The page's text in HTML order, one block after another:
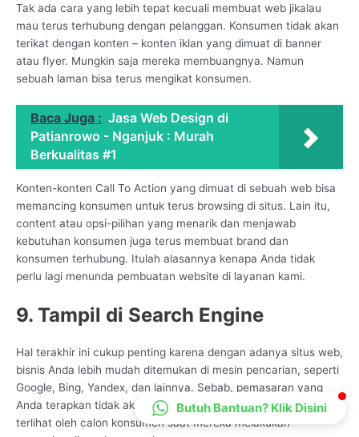
Tak ada cara yang lebih tepat kecuali membuat web jikalau
mau terus terhubung dengan pelanggan. Konsumen tidak akan
terikat dengan konten – konten iklan yang dimuat di banner
atau flyer. Mungkin saja mereka membuangnya. Namun
sebuah laman bisa terus mengikat konsumen.
Baca Juga : Jasa Web Design di
Patianrowo - Nganjuk : Murah
Berkualitas #1
Konten-konten Call To Action yang dimuat di sebuah web bisa
memancing konsumen untuk terus browsing di situs. Lain itu,
content atau opsi-pilihan yang menarik dan menjawab
kebutuhan konsumen juga terus membuat brand dan
konsumen terhubung. Itulah alasannya kenapa Anda tidak
perlu lagi menunda pembuatan website di layanan kami.
9. Tampil di Search Engine
Hal terakhir ini cukup penting karena dengan adanya situs web,
bisnis Anda lebih mudah ditemukan di mesin pencarian, seperti
Google, Bing, Yandex, dan lainnya. Sebab, pemasaran yang
Anda terapkan tidak akan berarti apa-apa jika bisnis Anda tidak
terlihat oleh calon konsumen saat mereka melakukan
Online
Butuh Bantuan? Klik Disini